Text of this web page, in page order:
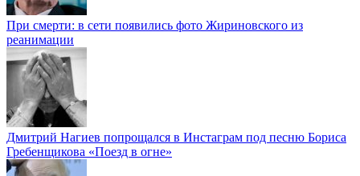
При смерти: в сети появились фото Жириновского из
реанимации
Дмитрий Нагиев попрощался в Инстаграм под песню Бориса
Гребенщикова «Поезд в огне»